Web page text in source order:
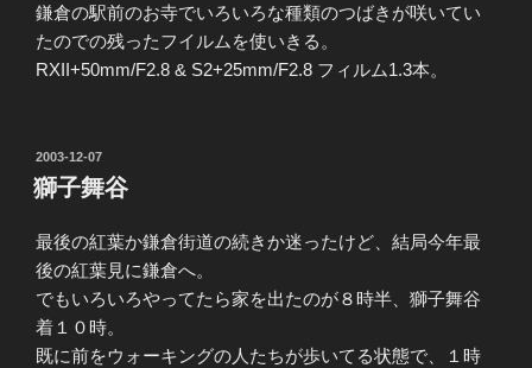
鎌倉の駅前のお寺でいろいろな種類のつばきが咲いてい
たのでの残ったフイルムを使いきる。
RXII+50mm/F2.8 & S2+25mm/F2.8 フィルム1.3本。
投
稿
日:
2003-12-07
獅子舞谷
最後の紅葉か鎌倉街道の続きか迷ったけど、結局今年最
後の紅葉見に鎌倉へ。
でもいろいろやってたら家を出たのが８時半、獅子舞谷
着１０時。
既に前をウォーキングの人たちが歩いてる状態で、１時